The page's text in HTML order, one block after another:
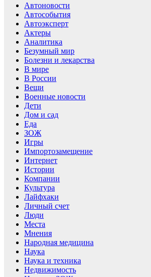
Автоновости
Автособытия
Автоэксперт
Актеры
Аналитика
Безумный мир
Болезни и лекарства
В мире
В России
Вещи
Военные новости
Дети
Дом и сад
Еда
ЗОЖ
Игры
Импортозамещение
Интернет
Истории
Компании
Культура
Лайфхаки
Личный счет
Люди
Места
Мнения
Народная медицина
Наука
Наука и техника
Недвижимость